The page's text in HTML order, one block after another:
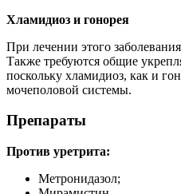
Хламидиоз и гонорея
При лечении этого
Также требуются общие
поскольку хламидиоз, как и
мочеполовой системы.
Препараты
Против уретрита:
Метронидазол;